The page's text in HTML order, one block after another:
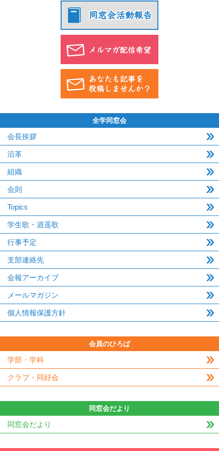
全学同窓会
会長挨拶
沿革
組織
会則
Topics
学生歌・逍遥歌
行事予定
支部連絡先
会報アーカイブ
メールマガジン
個人情報保護方針
会員のひろば
学部・学科
クラブ・同好会
同窓会だより
同窓会だより